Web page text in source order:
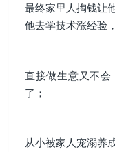
最终家里人掏钱让
他去学技术涨经验
直接做生意又不
了；
从小被家人宠溺养